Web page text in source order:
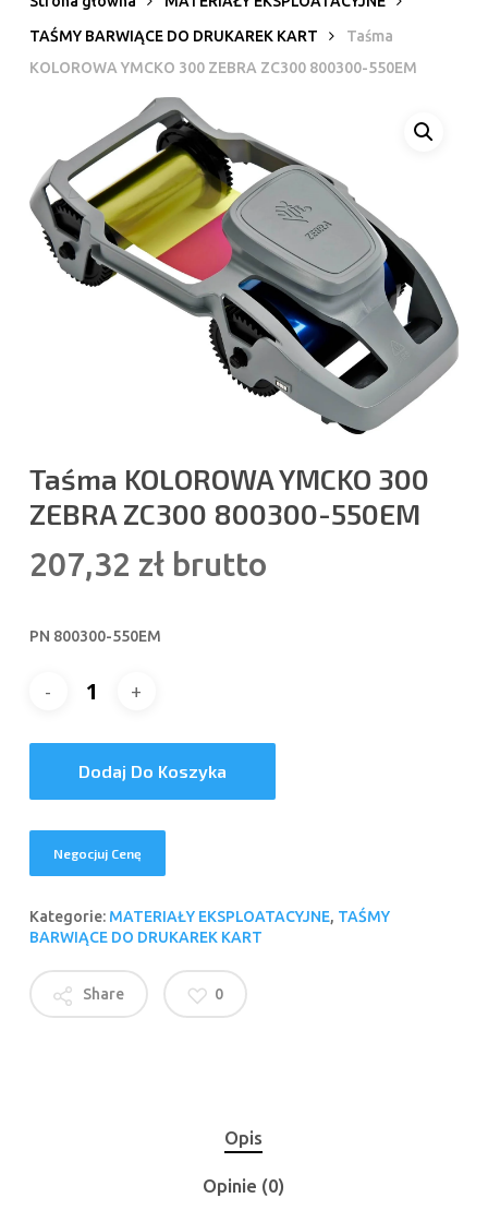
TAŚMY BARWIĄCE DO DRUKAREK KART
Taśma
KOLOROWA YMCKO 300 ZEBRA ZC300 800300-550EM
Taśma KOLOROWA YMCKO 300
ZEBRA ZC300 800300-550EM
207,32 zł brutto
PN 800300-550EM
Dodaj Do Koszyka
Negocjuj Cenę
Kategorie: MATERIAŁY EKSPLOATACYJNE, TAŚMY
BARWIĄCE DO DRUKAREK KART
Share 0
Opis
Opinie (0)